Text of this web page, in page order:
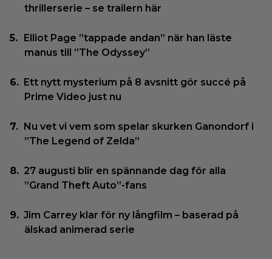
thrillerserie – se trailern här
Elliot Page ”tappade andan” när han läste
manus till ”The Odyssey”
Ett nytt mysterium på 8 avsnitt gör succé på
Prime Video just nu
Nu vet vi vem som spelar skurken Ganondorf i
”The Legend of Zelda”
27 augusti blir en spännande dag för alla
”Grand Theft Auto”-fans
Jim Carrey klar för ny långfilm – baserad på
älskad animerad serie